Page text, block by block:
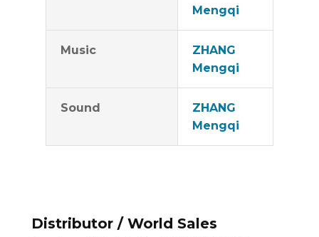
Mengqi
Music
ZHANG
Mengqi
Sound
ZHANG
Mengqi
Distributor / World Sales